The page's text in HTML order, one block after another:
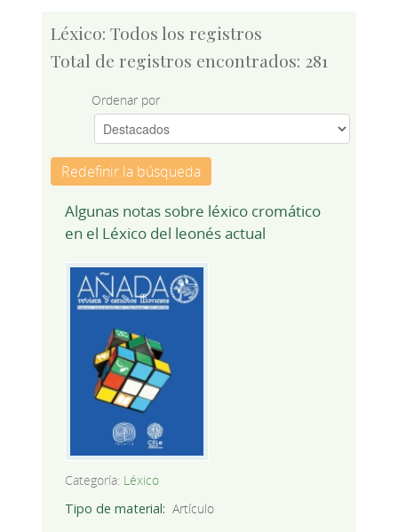
Léxico: Todos los registros
Total de registros encontrados: 281
Ordenar por
Redefinir la búsqueda
Algunas notas sobre léxico cromático
en el Léxico del leonés actual
Categoría: Léxico
Tipo de material
Artículo